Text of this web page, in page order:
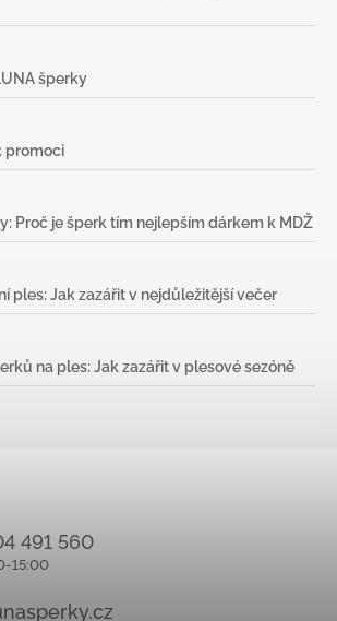
šperky
promoci
Proč je šperk tím nejlepším dárkem k MDŽ
ples: Jak zazářit v nejdůležitější večer
na ples: Jak zazářit v plesové sezóně
491 560